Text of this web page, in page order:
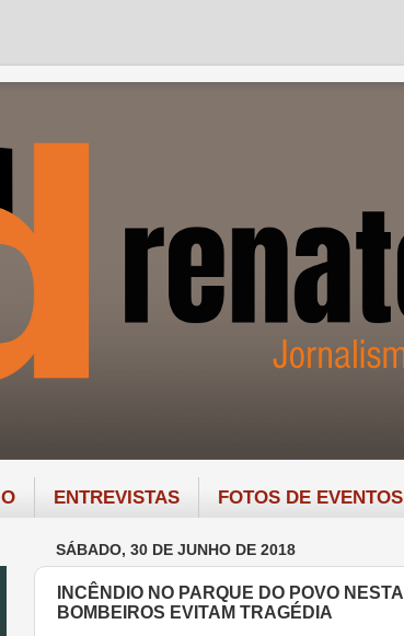
ENTREVISTAS FOTOS DE EVENTOS
SÁBADO, 30 DE JUNHO DE 2018
INCÊNDIO NO PARQUE DO POVO
BOMBEIROS EVITAM TRAGÉDIA